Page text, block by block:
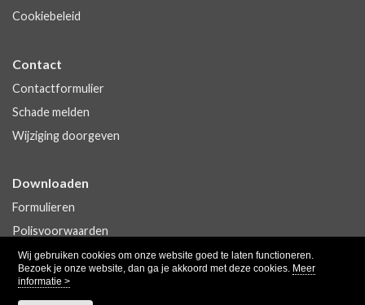
Wij gebruiken cookies om onze website goed te laten functioneren.
Bezoek je onze website, dan ga je akkoord met deze cookies. Meer
informatie >
Cookiebeleid
Contact
Contactformulier
Schade melden
Wijziging doorgeven
Downloaden
Formulieren
Polisvoorwaarden